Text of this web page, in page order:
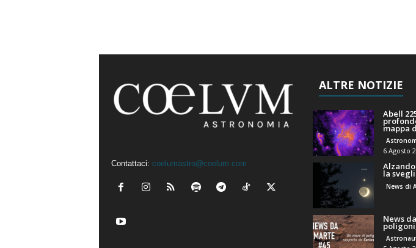
Contattaci: coelumastro@coelum.com
ALTRE NOTIZIE
Abell
mappa
6 Agosto
la
News di
News